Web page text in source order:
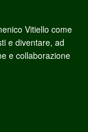
Vitiello come
e diventare, ad
e collaborazione